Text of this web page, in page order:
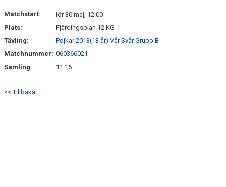
KONTAKT
Matchstart:
lör 30 maj, 12:00
Plats:
Fjärdingsplan 12 KG
Tävling:
Pojkar 2013(13 år) Vår Svår Grupp B
Matchnummer: 060366021
Samling:
11:15
<< Tillbaka